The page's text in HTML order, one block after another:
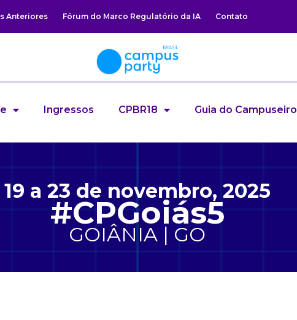
Anteriores Fórum do Marco Regulatório da IA Contato
Ingressos CPBR18 Guia do Campuseiro
19 a 23 de novembro, 2025
#CPGoiás5
GOIÂNIA | GO